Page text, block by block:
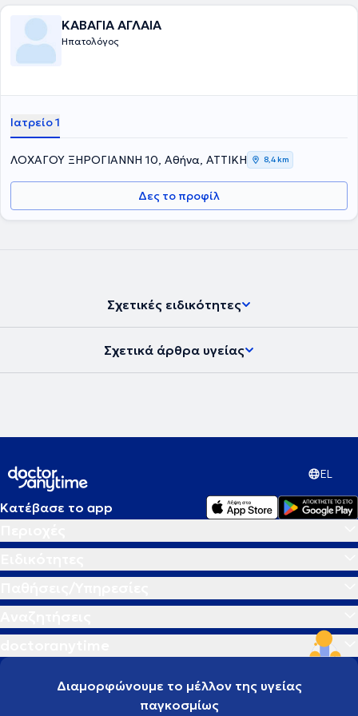
ΚΑΒΑΓΙΑ ΑΓΛΑΙΑ
Ηπατολόγος
Ιατρείο 1
ΛΟΧΑΓΟΥ ΞΗΡΟΓΙΑΝΝΗ 10, Αθήνα, ΑΤΤΙΚΗ 8,4 km
Δες το προφίλ
Σχετικές ειδικότητες
Σχετικά άρθρα υγείας
EL
Κατέβασε το app
Διαμορφώνουμε το μέλλον της υγείας
παγκοσμίως